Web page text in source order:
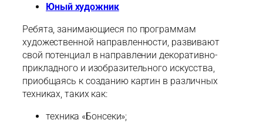
Юный художник
Ребята, занимающиеся по программам
художественной направленности, развивают
свой потенциал в направлении декоративно-
прикладного и изобразительного искусства,
приобщаясь к созданию картин в различных
техниках, таких как:
техника «Бонсеки»;